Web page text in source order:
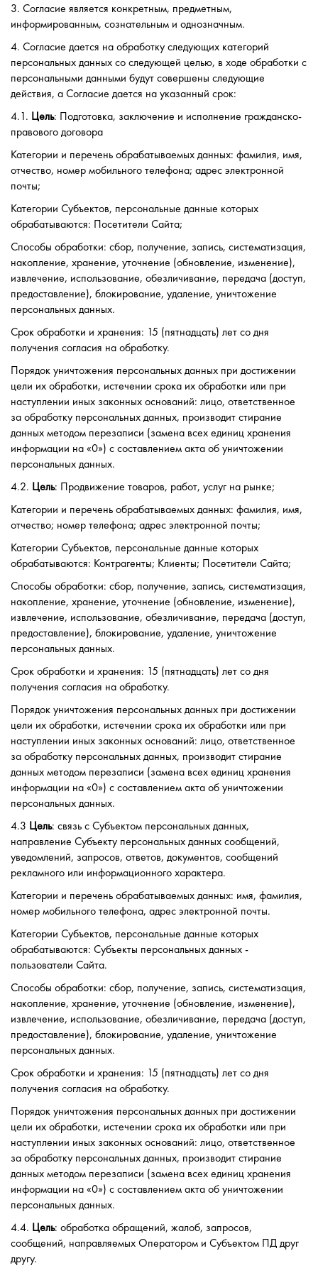
3. Согласие является конкретным, предметным,
информированным, сознательным и однозначным.
4. Согласие дается на обработку следующих категорий
персональных данных со следующей целью, в ходе обработки с
персональными данными будут совершены следующие
действия, а Согласие дается на указанный срок:
4.1. Цель: Подготовка, заключение и исполнение гражданско-
правового договора
Категории и перечень обрабатываемых данных: фамилия, имя,
отчество, номер мобильного телефона; адрес электронной
почты;
Категории Субъектов, персональные данные которых
обрабатываются: Посетители Сайта;
Способы обработки: сбор, получение, запись, систематизация,
накопление, хранение, уточнение (обновление, изменение),
извлечение, использование, обезличивание, передача (доступ,
предоставление), блокирование, удаление, уничтожение
персональных данных.
Срок обработки и хранения: 15 (пятнадцать) лет со дня
получения согласия на обработку.
Порядок уничтожения персональных данных при достижении
цели их обработки, истечении срока их обработки или при
наступлении иных законных оснований: лицо, ответственное
за обработку персональных данных, производит стирание
данных методом перезаписи (замена всех единиц хранения
информации на «0») с составлением акта об уничтожении
персональных данных.
4.2. Цель: Продвижение товаров, работ, услуг на рынке;
Категории и перечень обрабатываемых данных: фамилия, имя,
отчество; номер телефона; адрес электронной почты;
Категории Субъектов, персональные данные которых
обрабатываются: Контрагенты; Клиенты; Посетители Сайта;
Способы обработки: сбор, получение, запись, систематизация,
накопление, хранение, уточнение (обновление, изменение),
извлечение, использование, обезличивание, передача (доступ,
предоставление), блокирование, удаление, уничтожение
персональных данных.
Срок обработки и хранения: 15 (пятнадцать) лет со дня
получения согласия на обработку.
Порядок уничтожения персональных данных при достижении
цели их обработки, истечении срока их обработки или при
наступлении иных законных оснований: лицо, ответственное
за обработку персональных данных, производит стирание
данных методом перезаписи (замена всех единиц хранения
информации на «0») с составлением акта об уничтожении
персональных данных.
4.3 Цель: связь с Субъектом персональных данных,
направление Субъекту персональных данных сообщений,
уведомлений, запросов, ответов, документов, сообщений
рекламного или информационного характера.
Категории и перечень обрабатываемых данных: имя, фамилия,
номер мобильного телефона, адрес электронной почты.
Категории Субъектов, персональные данные которых
обрабатываются: Субъекты персональных данных -
пользователи Сайта.
Способы обработки: сбор, получение, запись, систематизация,
накопление, хранение, уточнение (обновление, изменение),
извлечение, использование, обезличивание, передача (доступ,
предоставление), блокирование, удаление, уничтожение
персональных данных.
Срок обработки и хранения: 15 (пятнадцать) лет со дня
получения согласия на обработку.
Порядок уничтожения персональных данных при достижении
цели их обработки, истечении срока их обработки или при
наступлении иных законных оснований: лицо, ответственное
за обработку персональных данных, производит стирание
данных методом перезаписи (замена всех единиц хранения
информации на «0») с составлением акта об уничтожении
персональных данных.
4.4. Цель: обработка обращений, жалоб, запросов,
сообщений, направляемых Оператором и Субъектом ПД друг
другу.